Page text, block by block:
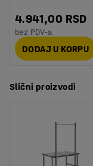
4.941,00 RSD
bez PDV-a
DODAJ U KORPU
Slični proizvodi